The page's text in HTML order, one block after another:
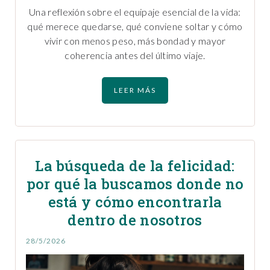
Una reflexión sobre el equipaje esencial de la vida:
qué merece quedarse, qué conviene soltar y cómo
vivir con menos peso, más bondad y mayor
coherencia antes del último viaje.
LEER MÁS
La búsqueda de la felicidad:
por qué la buscamos donde no
está y cómo encontrarla
dentro de nosotros
28/5/2026